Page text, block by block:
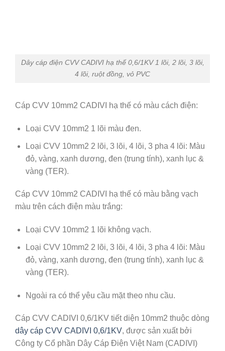
Dây cáp điện CVV CADIVI hạ thế 0,6/1KV 1 lõi, 2 lõi, 3 lõi,
4 lõi, ruột đồng, vỏ PVC
Cáp CVV 10mm2 CADIVI hạ thế có màu cách điện:
Loại CVV 10mm2 1 lõi màu đen.
Loại CVV 10mm2 2 lõi, 3 lõi, 4 lõi, 3 pha 4 lõi: Màu
đỏ, vàng, xanh dương, đen (trung tính), xanh lục &
vàng (TER).
Cáp CVV 10mm2 CADIVI hạ thế có màu bằng vạch
màu trên cách điện màu trắng:
Loại CVV 10mm2 1 lõi không vạch.
Loại CVV 10mm2 2 lõi, 3 lõi, 4 lõi, 3 pha 4 lõi: Màu
đỏ, vàng, xanh dương, đen (trung tính), xanh lục &
vàng (TER).
Ngoài ra có thể yêu cầu mặt theo nhu cầu.
Cáp CVV CADIVI 0,6/1KV tiết diện 10mm2 thuộc dòng
dây cáp CVV CADIVI 0,6/1KV, được sản xuất bởi
Công ty Cổ phần Dây Cáp Điện Việt Nam (CADIVI)